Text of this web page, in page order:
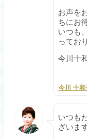
お声を
ちにお
いつも
ってお
今川十
今川 十和
いつも
ざいま